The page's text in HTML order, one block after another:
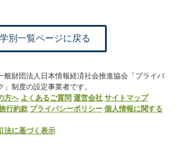
別一覧ページに戻る
般財団法人日本情報経済社会推進協会「プライバ
」制度の設定事業者です。
方へ よくあるご質問 運営会社サイトマップ
行約款 プライバシーポリシー個人情報に関する
法に基づく表示